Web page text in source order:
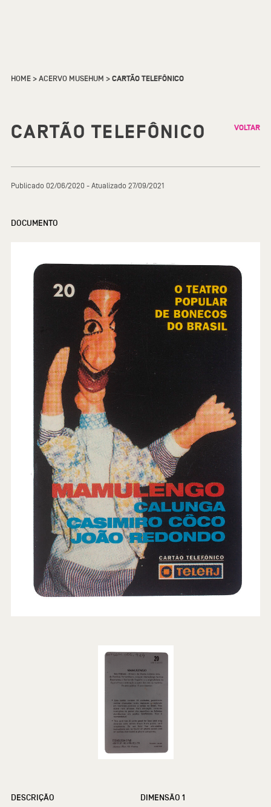
HOME>ACERVO MUSEHUM >CARTÃO TELEFÔNICO
CARTÃO TELEFÔNICO VOLTAR
Publicado 02/06/2020 - Atualizado 27/09/2021
DOCUMENTO
DESCRIÇÃO DIMENSÃO 1